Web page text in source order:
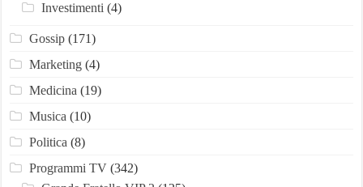
Investimenti (4)
Gossip(171)
Marketing(4)
Medicina (19)
Musica (10)
Politica (8)
Programmi TV(342)